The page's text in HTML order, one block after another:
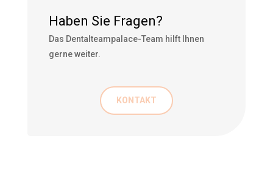
Haben Sie Fragen?
Das Dentalteampalace-Team hilft Ihnen
gerne weiter.
KONTAKT